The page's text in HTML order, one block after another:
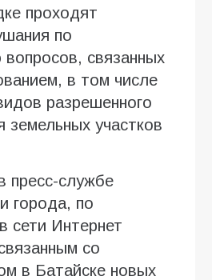
проходят
по
связанных
в том числе
разрешенного
земельных участков
пресс-службе
города, по
сети Интернет
со
в Батайске новых